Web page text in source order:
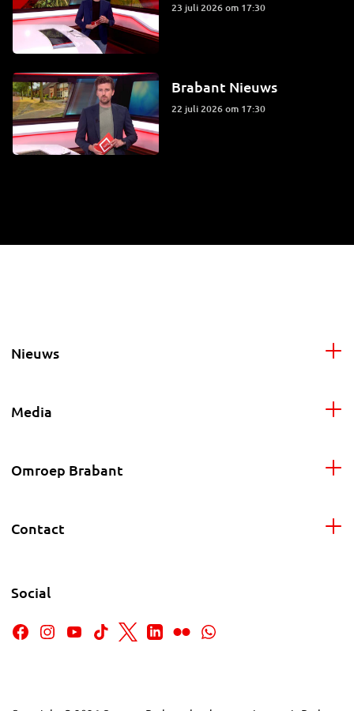
23 juli 2026 om 17:30
Brabant Nieuws
22 juli 2026 om 17:30
Nieuws
Media
Omroep Brabant
Contact
Social